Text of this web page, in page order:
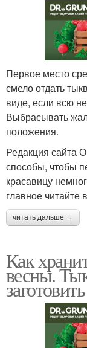
Первое место
смело отдать
виде, если всю
Выбрасывать
положения.
Редакция сайта
способы, чтобы
красавицу
главное читайте
читать дальше →
Как
весны.